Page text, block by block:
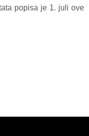
popisa je 1. juli ove